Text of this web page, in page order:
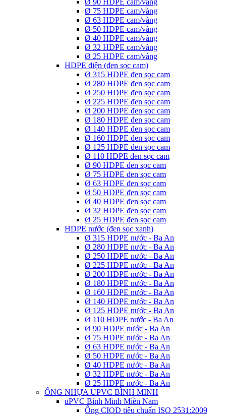
Ø 90 HDPE cam/vàng
Ø 75 HDPE cam/vàng
Ø 63 HDPE cam/vàng
Ø 50 HDPE cam/vàng
Ø 40 HDPE cam/vàng
Ø 32 HDPE cam/vàng
Ø 25 HDPE cam/vàng
HDPE điện (đen sọc cam)
Ø 315 HDPE đen sọc cam
Ø 280 HDPE đen sọc cam
Ø 250 HDPE đen sọc cam
Ø 225 HDPE đen sọc cam
Ø 200 HDPE đen sọc cam
Ø 180 HDPE đen sọc cam
Ø 140 HDPE đen sọc cam
Ø 160 HDPE đen sọc cam
Ø 125 HDPE đen sọc cam
Ø 110 HDPE đen sọc cam
Ø 90 HDPE đen sọc cam
Ø 75 HDPE đen sọc cam
Ø 63 HDPE đen sọc cam
Ø 50 HDPE đen sọc cam
Ø 40 HDPE đen sọc cam
Ø 32 HDPE đen sọc cam
Ø 25 HDPE đen sọc cam
HDPE nước (đen sọc xanh)
Ø 315 HDPE nước - Ba An
Ø 280 HDPE nước - Ba An
Ø 250 HDPE nước - Ba An
Ø 225 HDPE nước - Ba An
Ø 200 HDPE nước - Ba An
Ø 180 HDPE nước - Ba An
Ø 160 HDPE nước - Ba An
Ø 140 HDPE nước - Ba An
Ø 125 HDPE nước - Ba An
Ø 110 HDPE nước - Ba An
Ø 90 HDPE nước - Ba An
Ø 75 HDPE nước - Ba An
Ø 63 HDPE nước - Ba An
Ø 50 HDPE nước - Ba An
Ø 40 HDPE nước - Ba An
Ø 32 HDPE nước - Ba An
Ø 25 HDPE nước - Ba An
ỐNG NHỰA UPVC BÌNH MINH
uPVC Bình Minh Miền Nam
Ống CIOD tiêu chuẩn ISO 2531:2009